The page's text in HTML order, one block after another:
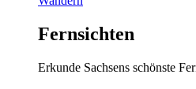
Fernsichten
Erkunde Sachsens schönste